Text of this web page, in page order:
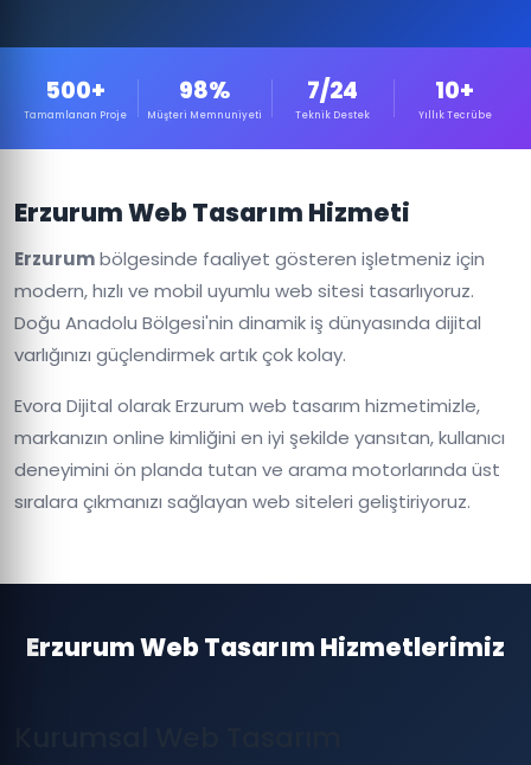
500+
Tamamlanan Proje
98%
Müşteri Memnuniyeti
7/24
Teknik Destek
10+
Yıllık Tecrübe
Erzurum Web Tasarım Hizmeti
Erzurumbölgesinde faaliyet gösteren işletmeniz için
modern, hızlı ve mobil uyumlu web sitesi tasarlıyoruz.
Doğu Anadolu Bölgesi'nin dinamik iş dünyasında dijital
varlığınızı güçlendirmek artık çok kolay.
Evora Dijital olarak Erzurum web tasarım hizmetimizle,
markanızın online kimliğini en iyi şekilde yansıtan, kullanıcı
deneyimini ön planda tutan ve arama motorlarında üst
sıralara çıkmanızı sağlayan web siteleri geliştiriyoruz.
Erzurum Web Tasarım Hizmetlerimiz